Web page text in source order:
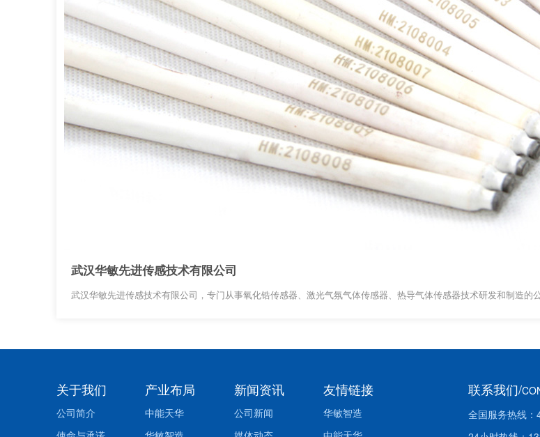
武汉华敏先进传感技术有限公司
武汉华敏先进传感技术有限公司，专门从事氧化锆传感器、激光气氛气体传感器、热导气体传感器技术研发和制造的公
关于我们
公司简介
产业布局
中能天华
新闻资讯
公司新闻
友情链接
华敏智造
联系我们/
全国服务热线